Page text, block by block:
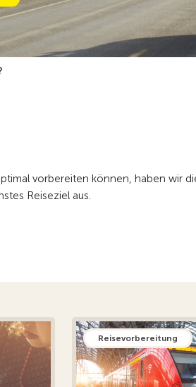
vorbereiten können, haben wir
Reiseziel aus.
Reisevorbereitung